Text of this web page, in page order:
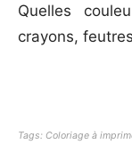
Quelles
crayons,
Tags: Coloriage à